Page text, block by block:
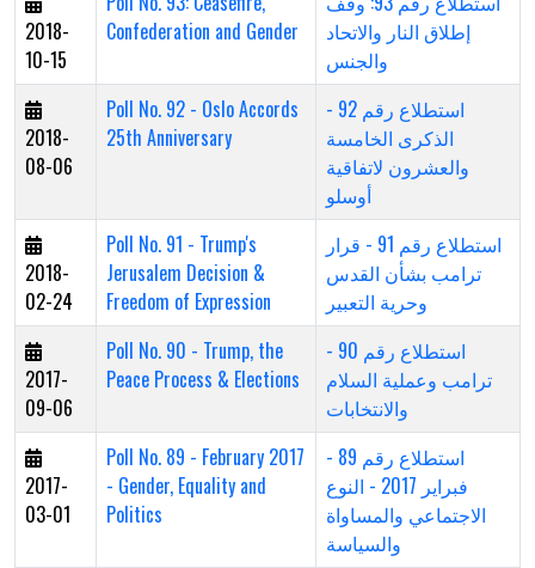
2018-
10-15
Confederation and Gender
إطلاق النار والاتحاد
والجنس
2018-
08-06
Poll No. 92 - Oslo Accords
25th Anniversary
استطلاع رقم 92 -
الذكرى الخامسة
والعشرون لاتفاقية
أوسلو
2018-
02-24
Poll No. 91 - Trump's
Jerusalem Decision &
Freedom of Expression
استطلاع رقم 91 - قرار
ترامب بشأن القدس
وحرية التعبير
2017-
09-06
Poll No. 90 - Trump, the
Peace Process & Elections
استطلاع رقم 90 -
ترامب وعملية السلام
والانتخابات
2017-
03-01
Poll No. 89 - February 2017
- Gender, Equality and
Politics
استطلاع رقم 89 -
فبراير 2017 - النوع
الاجتماعي والمساواة
والسياسة